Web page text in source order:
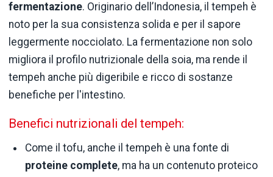
fermentazione. Originario dell’Indonesia, il tempeh è
noto per la sua consistenza solida e per il sapore
leggermente nocciolato. La fermentazione non solo
migliora il profilo nutrizionale della soia, ma rende il
tempeh anche più digeribile e ricco di sostanze
benefiche per l'intestino.
Benefici nutrizionali del tempeh:
Come il tofu, anche il tempeh è una fonte di
proteine complete, ma ha un contenuto proteico